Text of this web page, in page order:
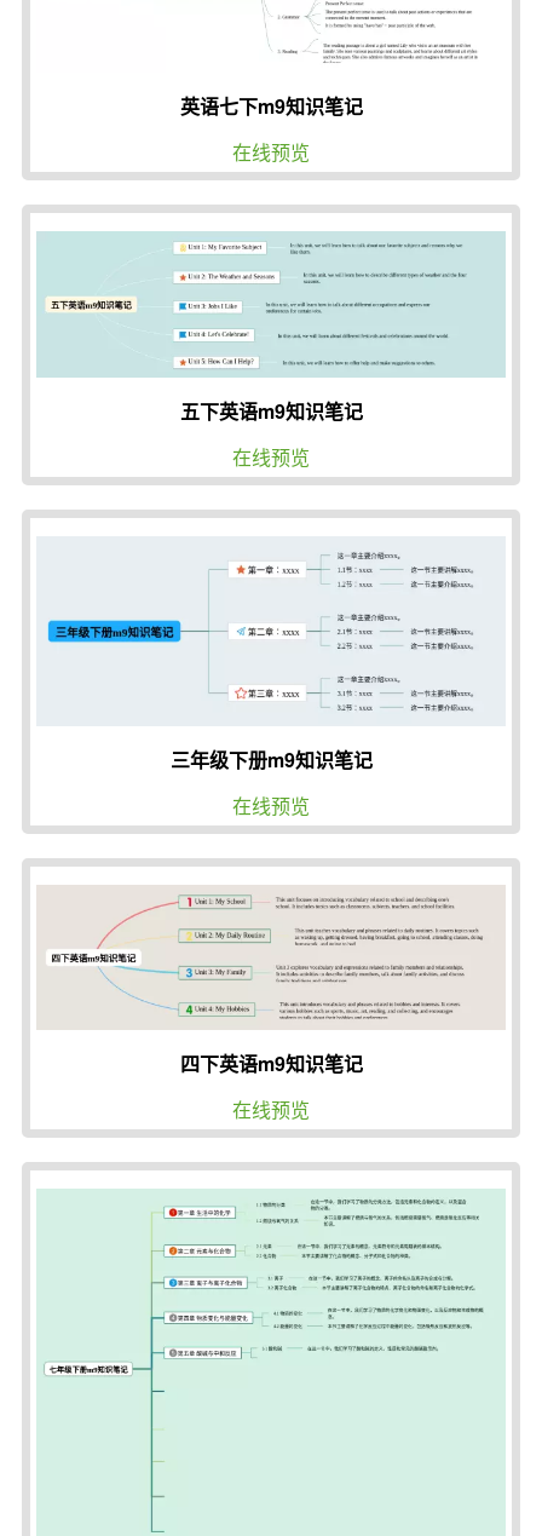
英语七下m9知识笔记
在线预览
五下英语m9知识笔记
在线预览
三年级下册m9知识笔记
在线预览
四下英语m9知识笔记
在线预览